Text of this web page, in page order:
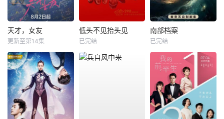
天才，女友
更新至第14集
低头不见抬头见
已完结
南部档案
已完结